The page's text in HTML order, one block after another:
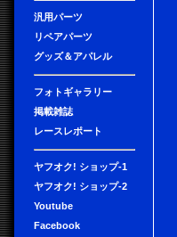
汎用パーツ
リペアパーツ
グッズ＆アパレル
フォトギャラリー
掲載雑誌
レースレポート
ヤフオク! ショップ-1
ヤフオク! ショップ-2
Youtube
Facebook